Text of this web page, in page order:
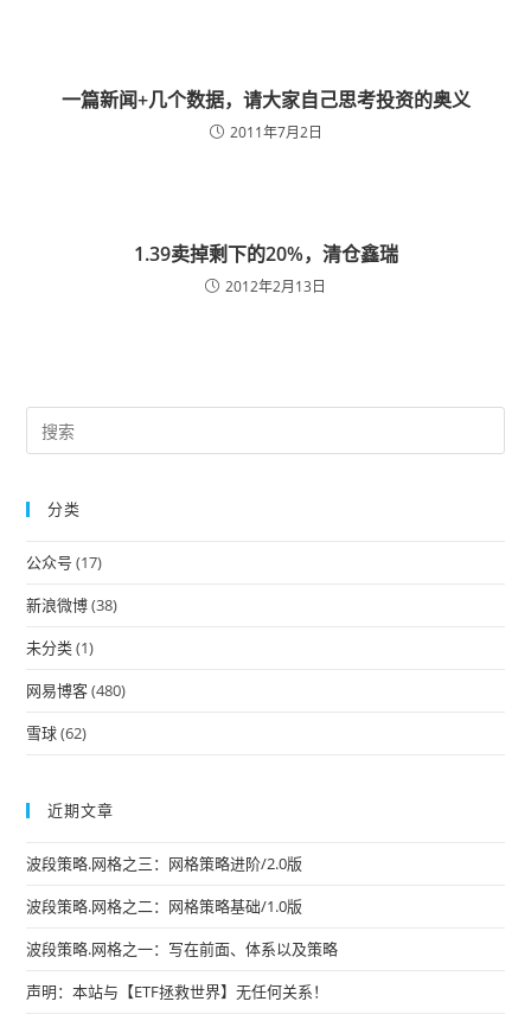
一篇新闻+几个数据，请大家自己思考投资的奥义
2011年7月2日
1.39卖掉剩下的20%，清仓鑫瑞
2012年2月13日
分类
公众号 (17)
新浪微博(38)
未分类(1)
网易博客(480)
雪球(62)
近期文章
波段策略.网格之三：网格策略进阶/2.0版
波段策略.网格之二：网格策略基础/1.0版
波段策略.网格之一：写在前面、体系以及策略
声明：本站与【ETF拯救世界】无任何关系！